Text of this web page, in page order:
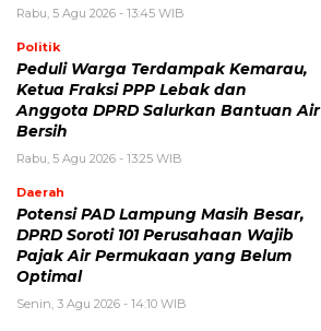
Rabu, 5 Agu 2026 - 13:45 WIB
Politik
Peduli Warga Terdampak Kemarau,
Ketua Fraksi PPP Lebak dan
Anggota DPRD Salurkan Bantuan Air
Bersih
Rabu, 5 Agu 2026 - 13:25 WIB
Daerah
Potensi PAD Lampung Masih Besar,
DPRD Soroti 101 Perusahaan Wajib
Pajak Air Permukaan yang Belum
Optimal
Senin, 3 Agu 2026 - 14:10 WIB